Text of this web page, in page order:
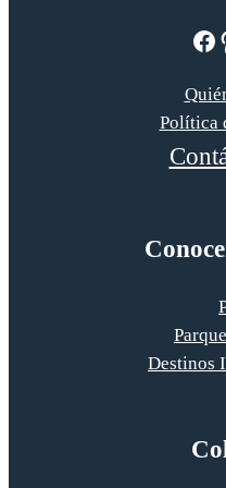
Facebook Pinterest
Política
Destinos